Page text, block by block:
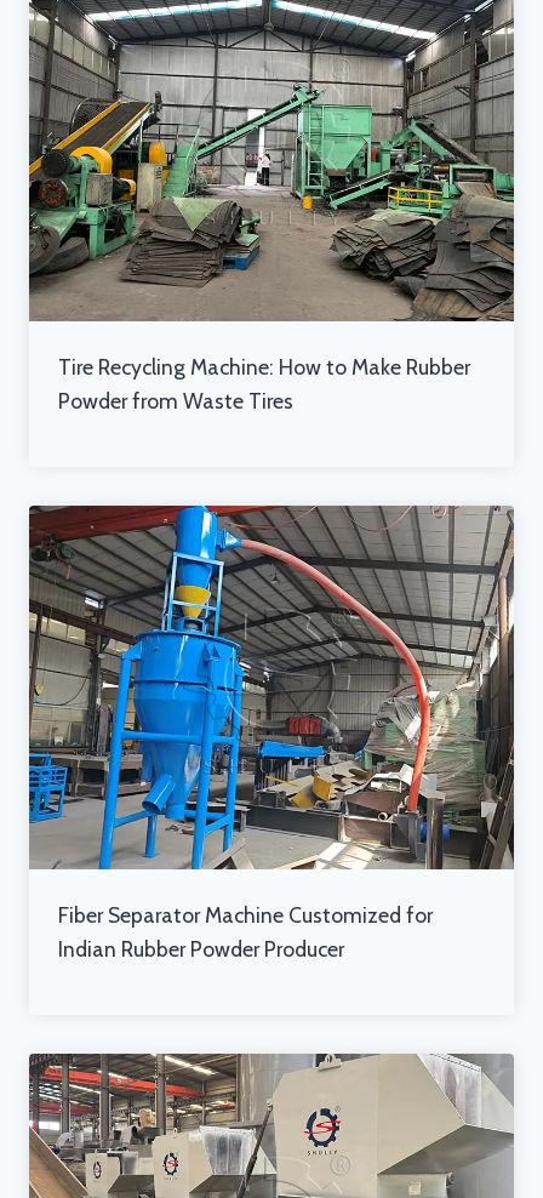
Tire Recycling Machine: How to Make Rubber
Powder from Waste Tires
Fiber Separator Machine Customized for
Indian Rubber Powder Producer